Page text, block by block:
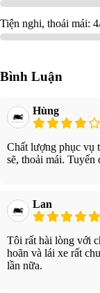
Tiện nghi, thoải mái:
Bình Luận
Hùng
Chất lượng phục vụ
sẽ, thoải mái. Tuyến
Lan
Tôi rất hài lòng với
hoãn và lái xe rất
lần nữa.